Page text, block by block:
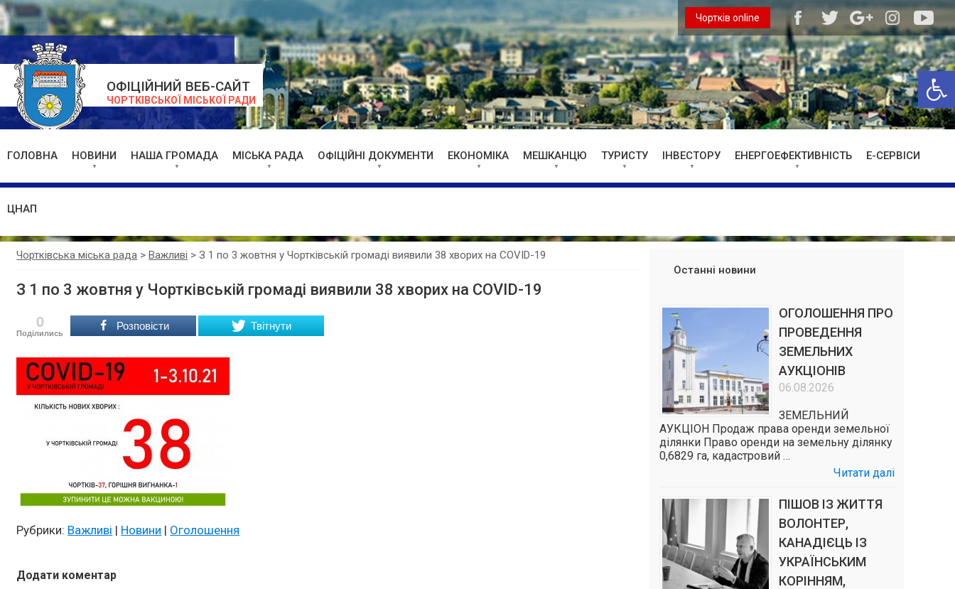
ОФІЦІЙНИЙ ВЕБ-САЙТ
ЧОРТКІВСЬКОЇ МІСЬКОЇ РАДИ
Чортків online
ГОЛОВНА НОВИНИ НАША ГРОМАДА МІСЬКА РАДА ОФІЦІЙНІ ДОКУМЕНТИ ЕКОНОМІКА МЕШКАНЦЮ ТУРИСТУ ІНВЕСТОРУ ЕНЕРГОЕФЕКТИВНІСТЬ Е-СЕРВІСИ
ЦНАП
Чортківська міська рада >Важливі >З 1 по 3 жовтня у Чортківській громаді виявили 38 хворих на COVID-19
З 1 по 3 жовтня у Чортківській громаді виявили 38 хворих на COVID-19
0
Поділились
Розповісти Твітнути
Рубрики: Важливі | Новини | Оголошення
Додати коментар
Останні новини
ОГОЛОШЕННЯ ПРО
ПРОВЕДЕННЯ
ЗЕМЕЛЬНИХ
АУКЦІОНІВ
06.08.2026
ЗЕМЕЛЬНИЙ
АУКЦІОН Продаж права оренди земельної
ділянки Право оренди на земельну ділянку
0,6829 га, кадастровий …
Читати далі
ПІШОВ ІЗ ЖИТТЯ
ВОЛОНТЕР,
КАНАДІЄЦЬ ІЗ
УКРАЇНСЬКИМ
КОРІННЯМ,